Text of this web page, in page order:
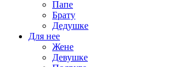
Папе
Брату
Дедушке
Для нее
Жене
Девушке